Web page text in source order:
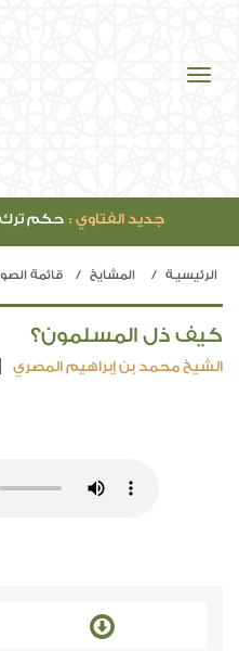
جديد الفتاوي : حكم ترك
الرئيسيـة المشايخ قائمة
كيف ذل المسلمون؟
الشيخ محمد بن إبراهيم المصري